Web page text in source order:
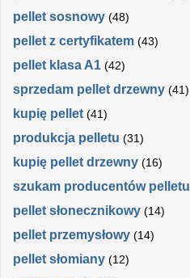
pellet sosnowy (48)
pellet z certyfikatem (43)
pellet klasa A1 (42)
sprzedam pellet drzewny (41)
kupię pellet (41)
produkcja pelletu (31)
kupię pellet drzewny (16)
szukam producentów pelletu
pellet słonecznikowy (14)
pellet przemysłowy (14)
pellet słomiany (12)